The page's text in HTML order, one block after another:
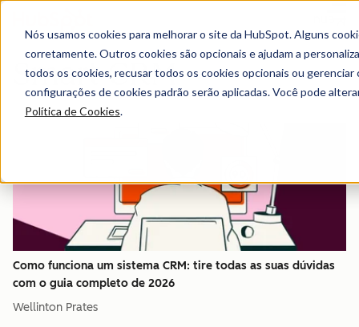
Nós usamos cookies para melhorar o site da HubSpot. Alguns
corretamente. Outros cookies são opcionais e ajudam a
todos os cookies, recusar todos os cookies opcionais ou
configurações de cookies padrão serão aplicadas. Você pode
Política de Cookies.
Smart CRM
Como funciona um sistema CRM: tire todas as suas dúvidas
com o guia completo de 2026
Wellinton Prates